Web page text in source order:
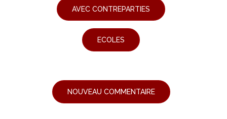
AVEC CONTREPARTIES
ECOLES
NOUVEAU COMMENTAIRE